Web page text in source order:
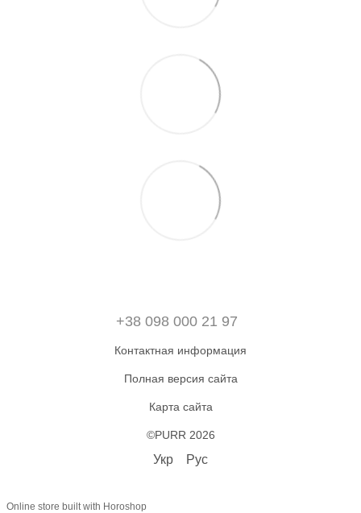
+38 098 000 21 97
Контактная информация
Полная версия сайта
Карта сайта
©PURR 2026
Укр Рус
Online store built with Horoshop